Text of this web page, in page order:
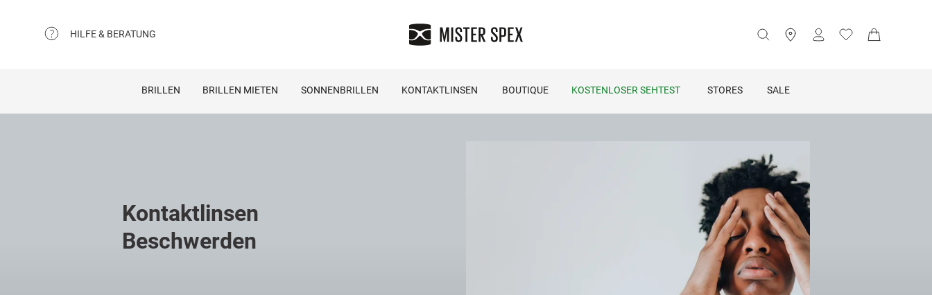
HILFE & BERATUNG
BRILLEN BRILLEN MIETEN SONNENBRILLEN KONTAKTLINSEN BOUTIQUE KOSTENLOSER SEHTEST STORES SALE
Kontaktlinsen
Beschwerden